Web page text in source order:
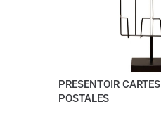
PRESENTOIR CARTES
POSTALES